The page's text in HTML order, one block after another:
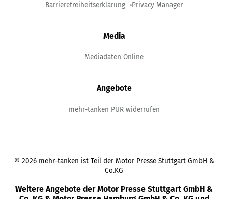
Barrierefreiheitserklärung Privacy Manager
Media
Mediadaten Online
Angebote
mehr-tanken PUR widerrufen
© 2026 mehr-tanken ist Teil der Motor Presse Stuttgart GmbH &
Co.KG
Weitere Angebote der Motor Presse Stuttgart GmbH &